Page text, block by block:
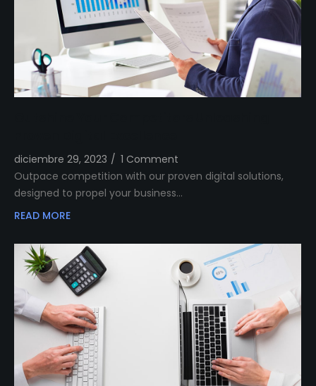
diciembre 29, 2023 / 1 Comment
Outpace competition with our proven digital solutions,
designed to propel your business…
READ MORE